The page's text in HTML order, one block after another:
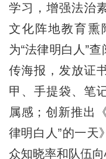
学习，增强法治
文化阵地教育熏
为“法律明白人”
传海报，发放证
甲、手提袋、笔
属感；创新推出
律明白人”的一天
众知晓率和队伍向